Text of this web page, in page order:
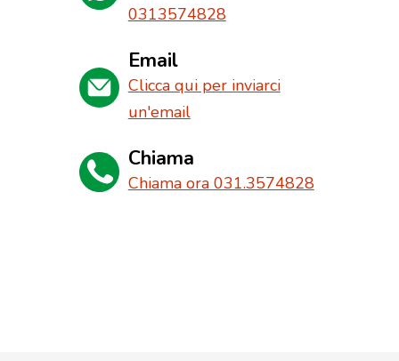
0313574828
Email
Clicca qui per inviarci
un'email
Chiama
Chiama ora 031.3574828